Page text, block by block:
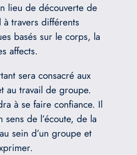
lieu de découverte de
à travers différents
basés sur le corps, la
affects.
sera consacré aux
au travail de groupe.
à se faire confiance. Il
sens de l’écoute, de la
sein d’un groupe et